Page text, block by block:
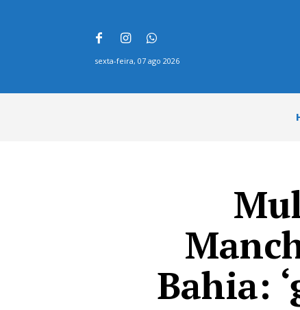
sexta-feira, 07 ago 2026
Bahia: